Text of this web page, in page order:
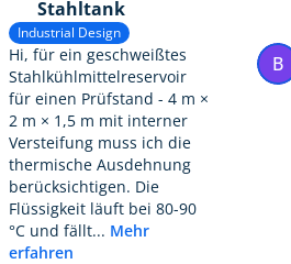
Stahltank
Industrial Design
Hi, für ein geschweißtes
Stahlkühlmittelreservoir
für einen Prüfstand - 4 m ×
2 m × 1,5 m mit interner
Versteifung muss ich die
thermische Ausdehnung
berücksichtigen. Die
Flüssigkeit läuft bei 80-90
°C und fällt... Mehr
erfahren
B